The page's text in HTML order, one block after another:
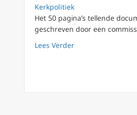
Kerkpolitiek
Het 50 pagina’s tellende
geschreven door een
Lees Verderabout Document